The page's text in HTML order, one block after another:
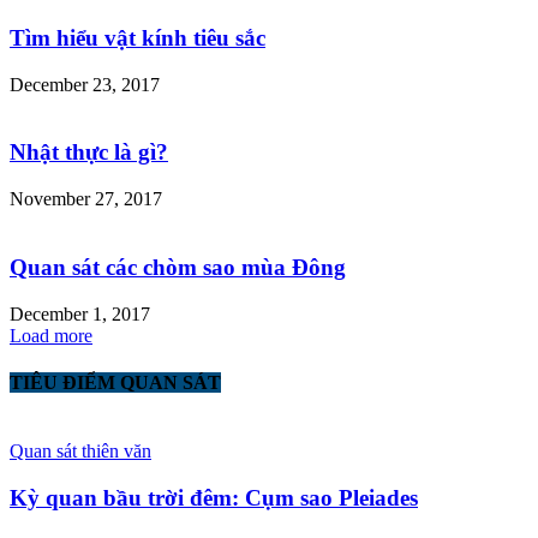
Tìm hiểu vật kính tiêu sắc
December 23, 2017
Nhật thực là gì?
November 27, 2017
Quan sát các chòm sao mùa Đông
December 1, 2017
Load more
TIÊU ĐIỂM QUAN SÁT
Quan sát thiên văn
Kỳ quan bầu trời đêm: Cụm sao Pleiades